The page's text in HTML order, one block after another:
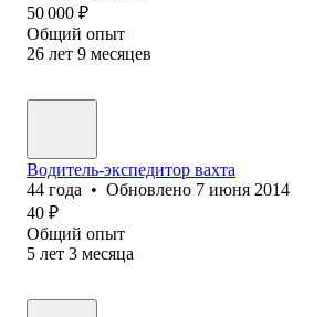
50 000 ₽
Общий опыт
26 лет 9 месяцев
Водитель-экспедитор вахта
44 года • Обновлено 7 июня 2014
40 ₽
Общий опыт
5 лет 3 месяца